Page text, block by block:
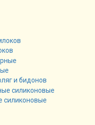
и бидонов
силиконовые